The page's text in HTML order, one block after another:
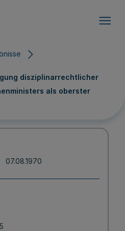
disziplinarrechtlicher
als oberster
07.08.1970